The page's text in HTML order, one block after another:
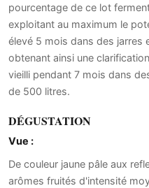
pourcentage de ce lot
exploitant au maximum le
élevé 5 mois dans des jarres
obtenant ainsi une
vieilli pendant 7 mois dans
de 500 litres.
DÉGUSTATION
Vue :
De couleur jaune pâle aux
arômes fruités d'intensité